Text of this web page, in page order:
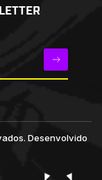
Desenvolvido